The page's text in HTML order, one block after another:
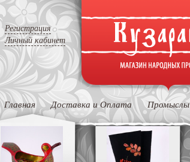
Регистрация
Личный кабинет
Главная Доставка и Оплата Промыслы